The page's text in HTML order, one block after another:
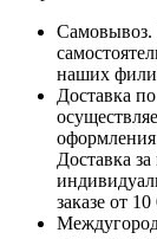
Самовывоз.
наших
Доставка
оформления
Доставка
заказе от